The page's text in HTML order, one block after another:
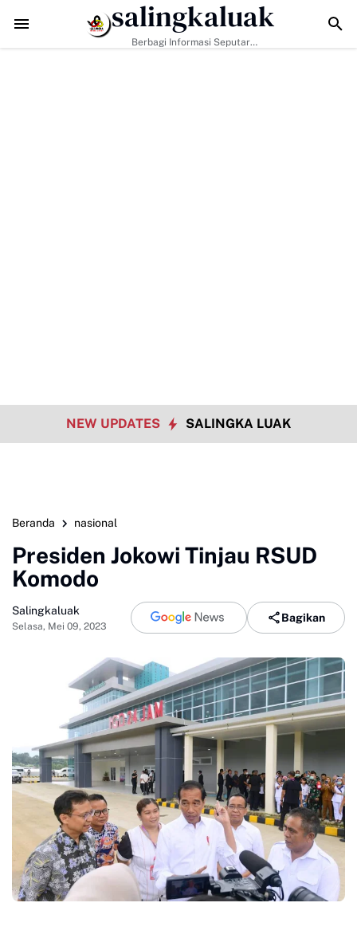
TMMD ke-129 Tak Hanya Bangun Jalan, Bekali Warga Buluh
salingkaluak
Berbagi Informasi Seputar
NEW UPDATES SALINGKA LUAK
Beranda nasional
Presiden Jokowi Tinjau RSUD
Komodo
Salingkaluak
Selasa, Mei 09, 2023
Bagikan